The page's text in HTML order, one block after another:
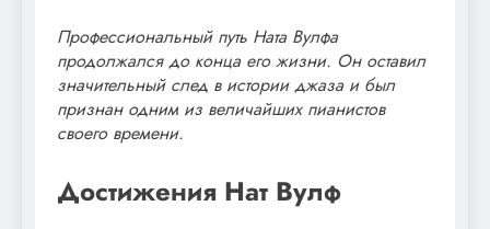
Профессиональный путь Ната Вулфа
продолжался до конца его жизни. Он оставил
значительный след в истории джаза и был
признан одним из величайших пианистов
своего времени.
Достижения Нат Вулф